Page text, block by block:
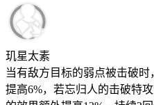
玑星太素
当有敌方目标的弱点被击破
提高6%，若忘归人的击破特